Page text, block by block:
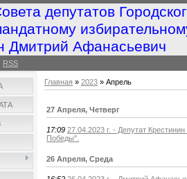
депутатов
Дмитрий Афанасьевич
RSS
Главная » 2023 » Апрель
27 Апреля, Четверг
17:09 27.04.2023 г. - Депутат
Победы".
26 Апреля, Среда